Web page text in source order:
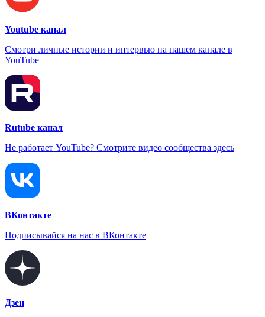
Youtube канал
Смотри личные истории и интервью на нашем канале в
YouTube
Rutube канал
Не работает YouTube? Смотрите видео сообщества здесь
ВКонтакте
Подписывайся на нас в ВКонтакте
Дзен